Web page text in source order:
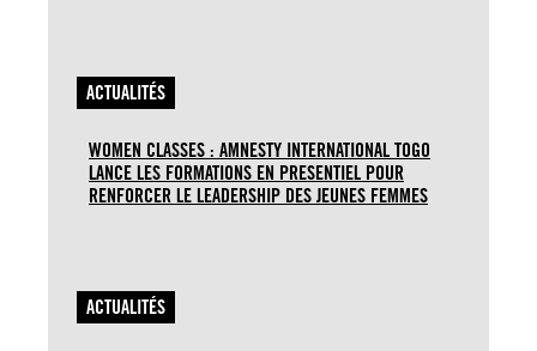
ACTUALITÉS
WOMEN CLASSES : AMNESTY INTERNATIONAL TOGO
LANCE LES FORMATIONS EN PRESENTIEL POUR
RENFORCER LE LEADERSHIP DES JEUNES FEMMES
ACTUALITÉS